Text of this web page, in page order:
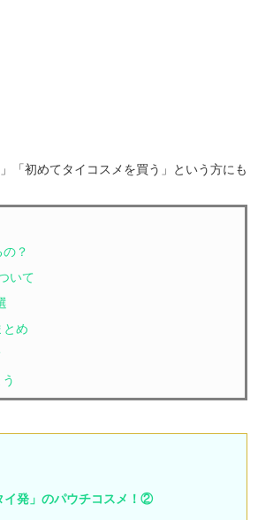
「初めてタイコスメを買う」という方にも
？
いて
とめ
イ発」のパウチコスメ！②